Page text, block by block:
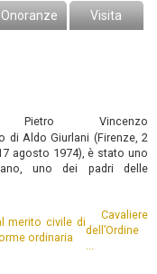
Onoranze Visita
Vincenzo
di Aldo Giurlani (Firenze, 2
agosto 1974), è stato uno
uno dei padri delle
Cavaliere
dell’Ordine
...